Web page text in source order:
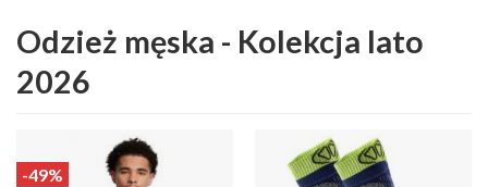
Odzież męska - Kolekcja lato
2026
-49%